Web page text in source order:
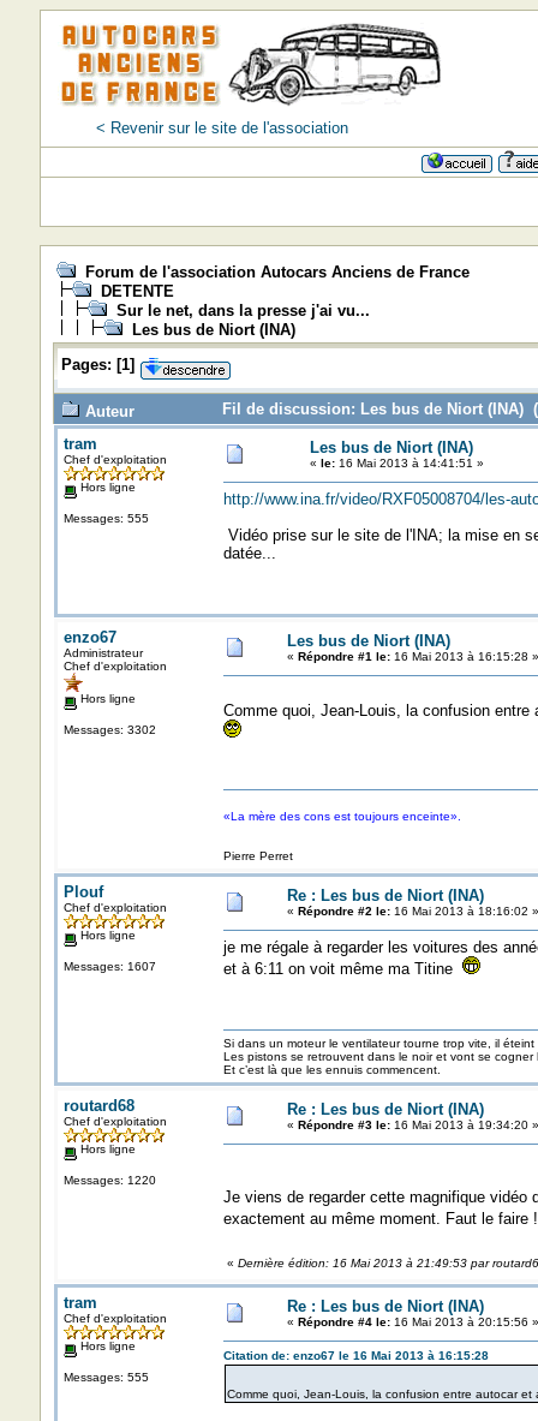
< Revenir sur le site de l'association
Forum de l'association Autocars Anciens de France
DETENTE
Sur le net, dans la presse j'ai vu...
Les bus de Niort (INA)
Pages: [1]
Auteur
Fil de discussion: Les bus de Niort (INA)
tram
Chef d'exploitation
Hors ligne
Messages: 555
Les bus de Niort (INA)
« le:16 Mai 2013 à 14:41:51 »
http://www.ina.fr/video/RXF05008704/les-
Vidéo prise sur le site de l'INA; la mise en
datée...
enzo67
Administrateur
Chef d'exploitation
Hors ligne
Messages: 3302
Les bus de Niort (INA)
« Répondre #1 le:16 Mai 2013 à 16:15:28 »
Comme quoi, Jean-Louis, la confusion
«La mère des cons est toujours enceinte».
Pierre Perret
Plouf
Chef d'exploitation
Hors ligne
Messages: 1607
Re : Les bus de Niort (INA)
« Répondre #2 le:16 Mai 2013 à 18:16:02 »
je me régale à regarder les voitures des
et à 6:11 on voit même ma Titine
Si dans un moteur le ventilateur tourne trop vite, il éteint
Les pistons se retrouvent dans le noir et vont se
Et c’est là que les ennuis commencent.
routard68
Chef d'exploitation
Hors ligne
Messages: 1220
Re : Les bus de Niort (INA)
« Répondre #3 le:16 Mai 2013 à 19:34:20 »
Je viens de regarder cette magnifique
exactement au même moment. Faut le
« Dernière édition: 16 Mai 2013 à 21:49:53 par
tram
Chef d'exploitation
Hors ligne
Messages: 555
Re : Les bus de Niort (INA)
« Répondre #4 le:16 Mai 2013 à 20:15:56 »
Citation de: enzo67 le 16 Mai 2013 à 16:15:28
Comme quoi, Jean-Louis, la confusion entre autocar